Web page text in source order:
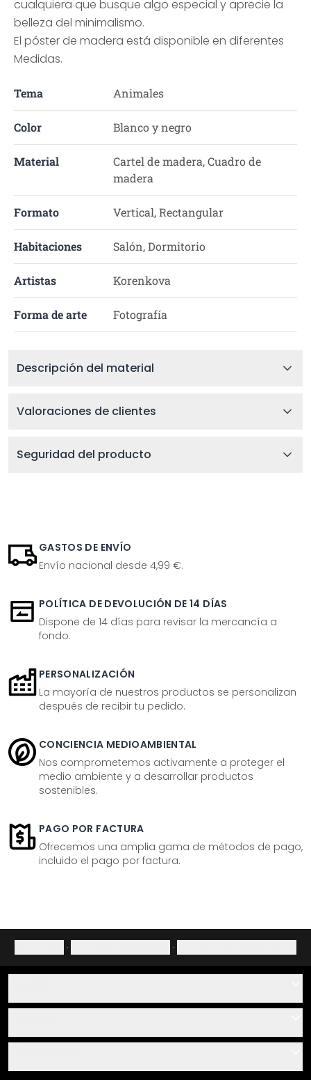
cualquiera que busque algo especial y aprecie la
belleza del minimalismo.
El póster de madera está disponible en diferentes
Medidas.
Tema Animales
Color Blanco y negro
Material
Cartel de madera, Cuadro de
madera
Formato Vertical, Rectangular
Habitaciones Salón, Dormitorio
Artistas Korenkova
Forma de arte Fotografía
Descripción del material
Valoraciones de clientes
Seguridad del producto
GASTOS DE ENVÍO
Envío nacional desde 4,99 €.
POLÍTICA DE DEVOLUCIÓN DE 14 DÍAS
Dispone de 14 días para revisar la mercancía a
fondo.
PERSONALIZACIÓN
La mayoría de nuestros productos se personalizan
después de recibir tu pedido.
CONCIENCIA MEDIOAMBIENTAL
Nos comprometemos activamente a proteger el
medio ambiente y a desarrollar productos
sostenibles.
PAGO POR FACTURA
Ofrecemos una amplia gama de métodos de pago,
incluido el pago por factura.
· ·
Sobre nosotros
Resumen de materiales